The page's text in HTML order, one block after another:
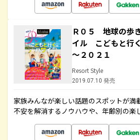
Ｒ０５ 地球の歩
イル こどもと行
～２０２１
Resort Style
2019.07.10 発売
家族みんなが楽しい話題のスポットが満
不安を解消するノウハウや、年齢別の楽